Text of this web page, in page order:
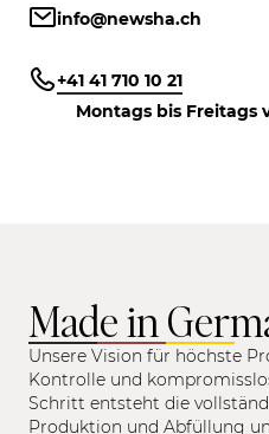
info@newsha.ch
+41 41 710 10 21
Montags bis Freitags
Made in
Unsere Vision für höchste
Kontrolle und
Schritt entsteht die
Produktion und Abfüllung